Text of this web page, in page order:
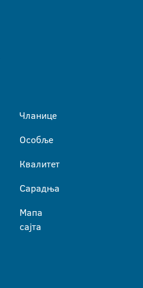
Чланице
Особље
Квалитет
Сарадња
Мапа
сајта